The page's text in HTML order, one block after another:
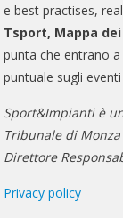
e best practises,
Tsport, Mappa
punta che entrano
puntuale sugli
Sport&Impianti è
Tribunale di Monza
Direttore
Privacy policy